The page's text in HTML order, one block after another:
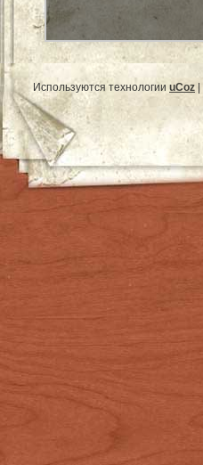
Используются технологии uCoz |